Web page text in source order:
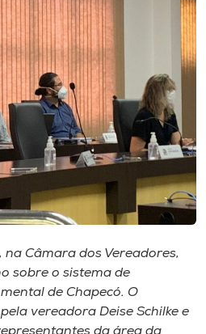
Câmara dos Vereadores,
sobre o sistema de
de Chapecó. O
vereadora Deise Schilke e